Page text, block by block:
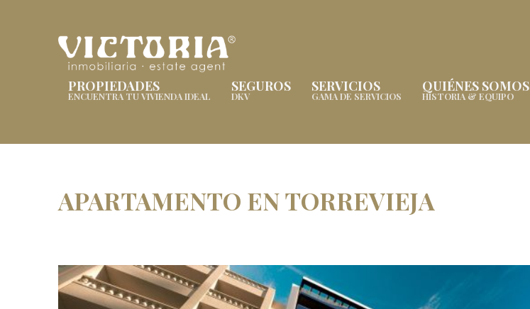
PROPIEDADES
ENCUENTRA TU VIVIENDA IDEAL
SEGUROS
DKV
SERVICIOS
GAMA DE SERVICIOS
QUIÉNES SOMOS
HISTORIA & EQUIPO
APARTAMENTO EN TORREVIEJA